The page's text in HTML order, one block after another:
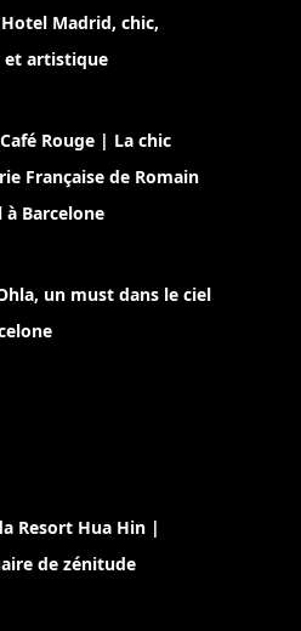
Madrid, chic,
et artistique
Rouge | La chic
Française de Romain
à Barcelone
un must dans le ciel
Resort Hua Hin |
de zénitude